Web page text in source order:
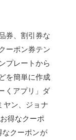
券、割引券な
ーポン券テン
プレートから
を簡単に作成
くアプリ」ダ
ヤン、ジョナ
得なクーポ
なクーポンが